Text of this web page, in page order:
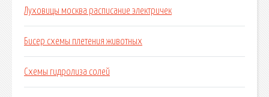
Луховицы москва расписание электричек
Бисер схемы плетения животных
Схемы гидролиза солей